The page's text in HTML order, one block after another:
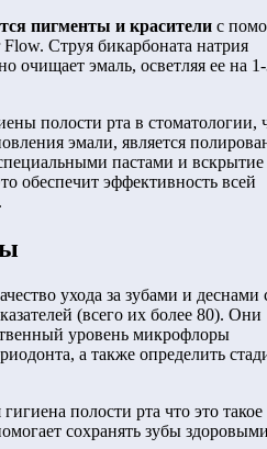
пигменты и красители с
Flow. Струя бикарбоната натрия
очищает эмаль, осветляя ее на
полости рта в стоматологии,
эмали, является
пастами и вскрытие
обеспечит эффективность всей
ухода за зубами и деснами
(всего их более 80). Они
уровень микрофлоры
а также определить
сохранять зубы